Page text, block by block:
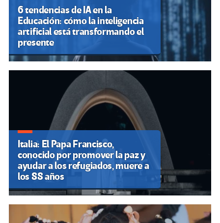
6 tendencias de IA en la
Educación: cómo la inteligencia
artificial está transformando el
presente
Italia: El Papa Francisco,
conocido por promover la paz y
ayudar a los refugiados, muere a
los 88 años